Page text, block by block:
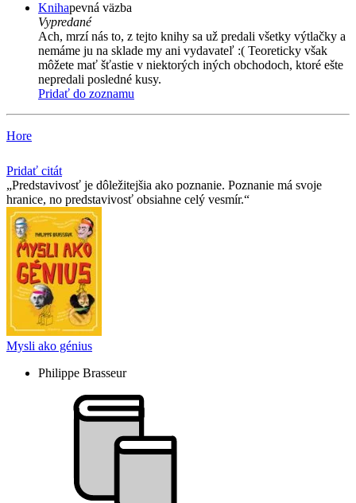
Knihapevná väzba
Vypredané
Ach, mrzí nás to, z tejto knihy sa už predali všetky výtlačky a
nemáme ju na sklade my ani vydavateľ :( Teoreticky však
môžete mať šťastie v niektorých iných obchodoch, ktoré ešte
nepredali posledné kusy.
Pridať do zoznamu
Hore
Pridať citát
Predstavivosť je dôležitejšia ako poznanie. Poznanie má svoje
hranice, no predstavivosť obsiahne celý vesmír.
Mysli ako génius
Philippe Brasseur